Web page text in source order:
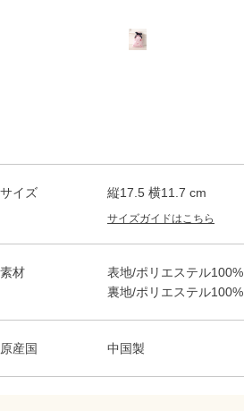
サイズ 縦17.5 横11.7 cm
サイズガイドはこちら
素材
表地/ポリエステル100%
裏地/ポリエステル100%
原産国 中国製